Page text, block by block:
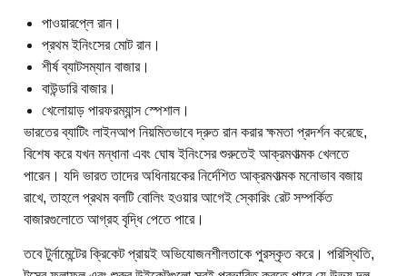
পাওয়ারপ্লে রান।
প্রথম ইনিংসের মোট রান।
শীর্ষ ব্যাটসম্যান বাজার।
বাউন্ডারি বাজার।
খেলোয়াড় পারফরম্যান্স স্পেশাল।
ভারতের ব্যাটিং লাইনআপ নিয়মিতভাবে দ্রুত রান করার ক্ষমতা প্রদর্শন করেছে,
বিশেষ করে যখন মন্ধানা এবং ঘোষ ইনিংসের শুরুতেই আক্রমণাত্মক খেলতে
পারেন। যদি ভারত তাদের অধিনায়কের নির্দেশিত আক্রমণাত্মক মনোভাব বজায়
রাখে, তাহলে প্রথম বলটি বোলিং হওয়ার আগেই স্কোরিং রেট সম্পর্কিত
বাজারগুলোতে আগ্রহ বৃদ্ধি পেতে পারে।
তবে টুর্নামেন্টের ক্রিকেট প্রায়ই অভিযোজনশীলতাকে পুরস্কৃত করে। পরিস্থিতি,